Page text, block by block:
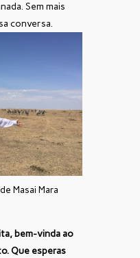
Sem mais
conversa.
Masai Mara
bem-vinda ao
Que esperas